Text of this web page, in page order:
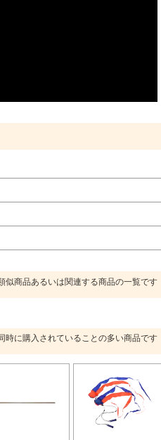
似商品あるいは関連する商品の一覧です
時に購入されていることの多い商品です